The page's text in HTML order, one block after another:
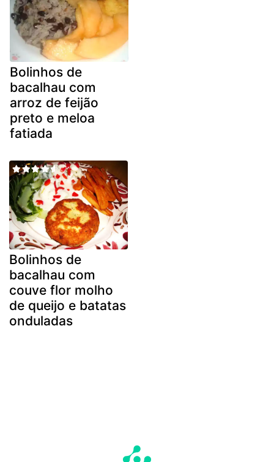
Bolinhos de
bacalhau com
arroz de feijão
preto e meloa
fatiada
Bolinhos de
bacalhau com
couve flor molho
de queijo e batatas
onduladas